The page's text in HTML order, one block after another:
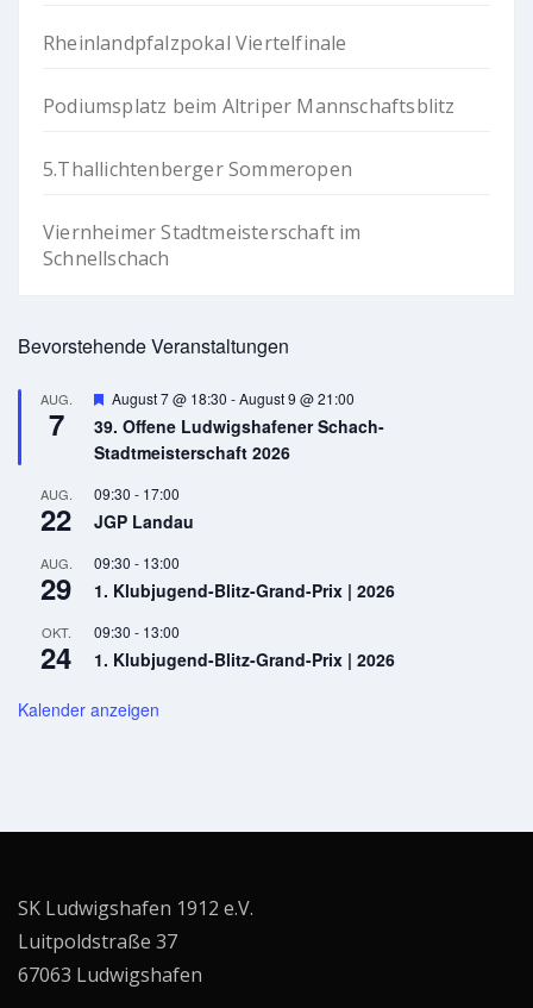
Rheinlandpfalzpokal Viertelfinale
Podiumsplatz beim Altriper Mannschaftsblitz
5.Thallichtenberger Sommeropen
Viernheimer Stadtmeisterschaft im
Schnellschach
Bevorstehende Veranstaltungen
AUG.
7
Hervorgehoben
August 7 @ 18:30 -August 9 @ 21:00
39. Offene Ludwigshafener Schach-
Stadtmeisterschaft 2026
AUG.
22
09:30 - 17:00
JGP Landau
AUG.
29
09:30 - 13:00
1. Klubjugend-Blitz-Grand-Prix | 2026
OKT.
24
09:30 - 13:00
1. Klubjugend-Blitz-Grand-Prix | 2026
Kalender anzeigen
SK Ludwigshafen 1912 e.V.
Luitpoldstraße 37
67063 Ludwigshafen